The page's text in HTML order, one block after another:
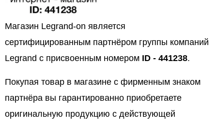
Магазин Legrand-on является
сертифицированным партнёром группы компаний
Legrand с присвоенным номером ID - 441238.
Покупая товар в магазине с фирменным знаком
партнёра вы гарантированно приобретаете
оригинальную продукцию с действующей